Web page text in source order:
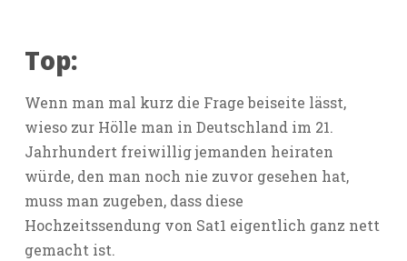
Top:
Wenn man mal kurz die Frage beiseite lässt,
wieso zur Hölle man in Deutschland im 21.
Jahrhundert freiwillig jemanden heiraten
würde, den man noch nie zuvor gesehen hat,
muss man zugeben, dass diese
Hochzeitssendung von Sat1 eigentlich ganz nett
gemacht ist.